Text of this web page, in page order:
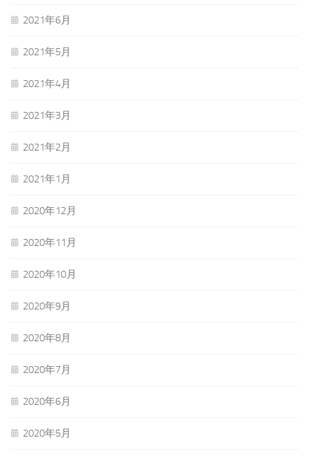
2021年6月
2021年5月
2021年4月
2021年3月
2021年2月
2021年1月
2020年12月
2020年11月
2020年10月
2020年9月
2020年8月
2020年7月
2020年6月
2020年5月